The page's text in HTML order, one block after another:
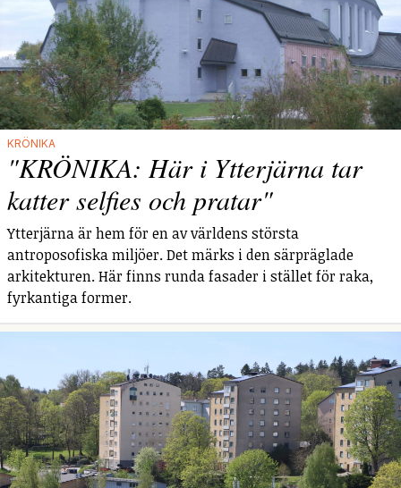
KRÖNIKA
"KRÖNIKA: Här i Ytterjärna tar
katter selfies och pratar"
Ytterjärna är hem för en av världens största
antroposofiska miljöer. Det märks i den särpräglade
arkitekturen. Här finns runda fasader i stället för raka,
fyrkantiga former.